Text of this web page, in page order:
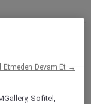
Sofitel,
Etmeden Devam Et →